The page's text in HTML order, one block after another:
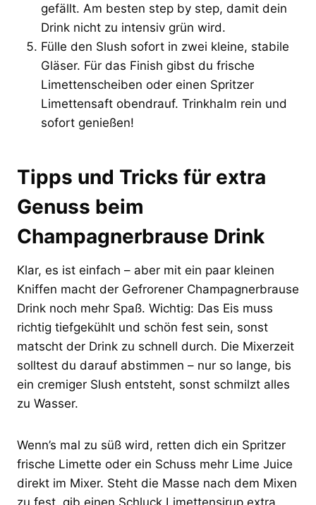
gefällt. Am besten step by step, damit dein
Drink nicht zu intensiv grün wird.
Fülle den Slush sofort in zwei kleine, stabile
Gläser. Für das Finish gibst du frische
Limettenscheiben oder einen Spritzer
Limettensaft obendrauf. Trinkhalm rein und
sofort genießen!
Tipps und Tricks für extra
Genuss beim
Champagnerbrause Drink
Klar, es ist einfach – aber mit ein paar kleinen
Kniffen macht der Gefrorener Champagnerbrause
Drink noch mehr Spaß. Wichtig: Das Eis muss
richtig tiefgekühlt und schön fest sein, sonst
matscht der Drink zu schnell durch. Die Mixerzeit
solltest du darauf abstimmen – nur so lange, bis
ein cremiger Slush entsteht, sonst schmilzt alles
zu Wasser.
Wenn’s mal zu süß wird, retten dich ein Spritzer
frische Limette oder ein Schuss mehr Lime Juice
direkt im Mixer. Steht die Masse nach dem Mixen
zu fest, gib einen Schluck Limettensirup extra